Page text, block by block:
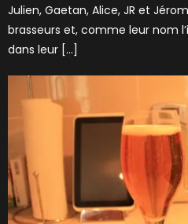
Julien, Gaetan, Alice, JR et
brasseurs et, comme leur nom
dans leur […]